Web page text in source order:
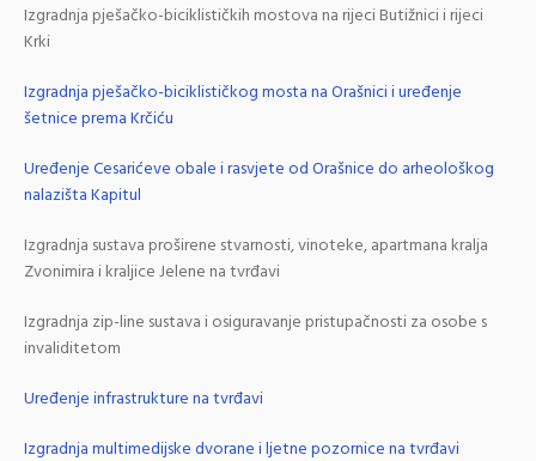
Izgradnja pješačko-biciklističkih mostova na rijeci Butižnici i rijeci
Krki
Izgradnja pješačko-biciklističkog mosta na Orašnici i uređenje
šetnice prema Krčiću
Uređenje Cesarićeve obale i rasvjete od Orašnice do arheološkog
nalazišta Kapitul
Izgradnja sustava proširene stvarnosti, vinoteke, apartmana kralja
Zvonimira i kraljice Jelene na tvrđavi
Izgradnja zip-line sustava i osiguravanje pristupačnosti za osobe s
invaliditetom
Uređenje infrastrukture na tvrđavi
Izgradnja multimedijske dvorane i ljetne pozornice na tvrđavi